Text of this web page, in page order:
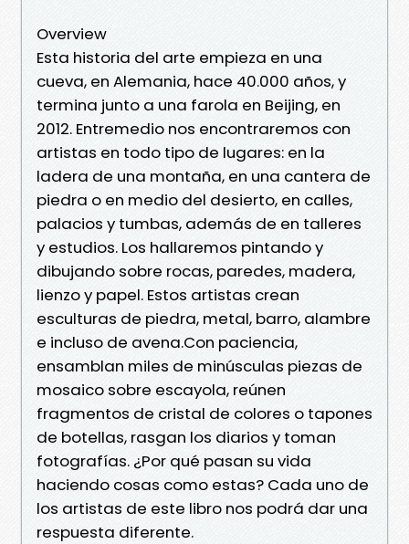
Overview
Esta historia del arte empieza en una
cueva, en Alemania, hace 40.000 años, y
termina junto a una farola en Beijing, en
2012. Entremedio nos encontraremos con
artistas en todo tipo de lugares: en la
ladera de una montaña, en una cantera de
piedra o en medio del desierto, en calles,
palacios y tumbas, además de en talleres
y estudios. Los hallaremos pintando y
dibujando sobre rocas, paredes, madera,
lienzo y papel. Estos artistas crean
esculturas de piedra, metal, barro, alambre
e incluso de avena.Con paciencia,
ensamblan miles de minúsculas piezas de
mosaico sobre escayola, reúnen
fragmentos de cristal de colores o tapones
de botellas, rasgan los diarios y toman
fotografías. ¿Por qué pasan su vida
haciendo cosas como estas? Cada uno de
los artistas de este libro nos podrá dar una
respuesta diferente.